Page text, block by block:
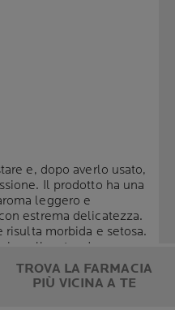
e, dopo averlo usato,
Il prodotto ha una
leggero e
estrema delicatezza.
morbida e setosa.
pelle a tendenza
per la stagione
necessita di maggiore
TROVA LA FARMACIA
PIÙ VICINA A TE